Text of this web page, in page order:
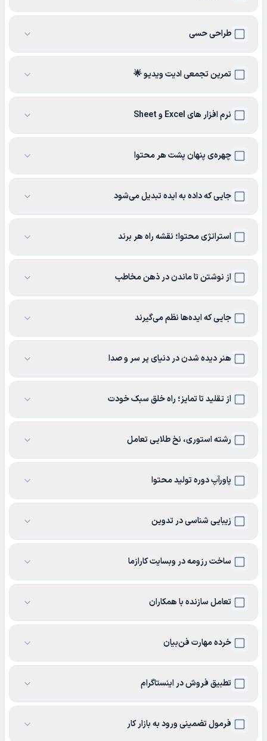
طراحی حسی
تمرین تجمعی ادیت ویدیو 🌟
نرم افزار های Excel و Sheet
چهره‌ی پنهان پشت هر محتوا
جایی که داده به ایده تبدیل می‌شود
استراتژی محتوا؛ نقشه راه هر برند
از نوشتن تا ماندن در ذهن مخاطب
جایی که ایده‌ها نظم می‌گیرند
هنر دیده شدن در دنیای پر سر و صدا
از تقلید تا تمایز؛ راه خلق سبک خودت
رشته استوری، نخ طلایی تعامل
پاورآپ دوره تولید محتوا
زیبایی شناسی در تدوین
ساخت رزومه در وبسایت کارازما
تعامل سازنده با همکاران
خرده مهارت فن‌بیان
تطبیق فروش در اینستاگرام
فرمول تضمینی ورود به بازار کار